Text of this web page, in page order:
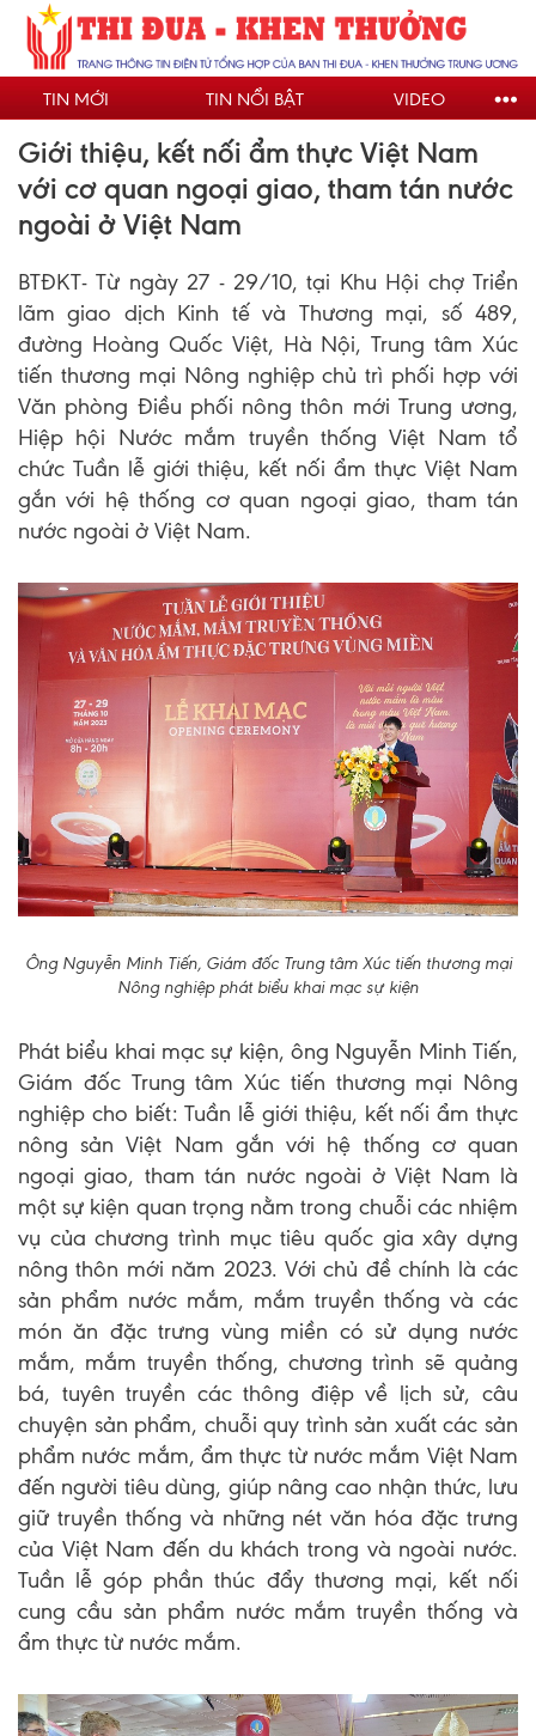
Nhảy
đến
nội
dungTIN MỚI TIN NỔI BẬT VIDEO
Giới thiệu, kết nối ẩm thực Việt Nam
với cơ quan ngoại giao, tham tán nước
ngoài ở Việt Nam
BTĐKT- Từ ngày 27 - 29/10, tại Khu Hội chợ Triển
lãm giao dịch Kinh tế và Thương mại, số 489,
đường Hoàng Quốc Việt, Hà Nội, Trung tâm Xúc
tiến thương mại Nông nghiệp chủ trì phối hợp với
Văn phòng Điều phối nông thôn mới Trung ương,
Hiệp hội Nước mắm truyền thống Việt Nam tổ
chức Tuần lễ giới thiệu, kết nối ẩm thực Việt Nam
gắn với hệ thống cơ quan ngoại giao, tham tán
nước ngoài ở Việt Nam.
Ông Nguyễn Minh Tiến, Giám đốc Trung tâm Xúc tiến thương mại
Nông nghiệp phát biểu khai mạc sự kiện
Phát biểu khai mạc sự kiện, ông Nguyễn Minh Tiến,
Giám đốc Trung tâm Xúc tiến thương mại Nông
nghiệp cho biết: Tuần lễ giới thiệu, kết nối ẩm thực
nông sản Việt Nam gắn với hệ thống cơ quan
ngoại giao, tham tán nước ngoài ở Việt Nam là
một sự kiện quan trọng nằm trong chuỗi các nhiệm
vụ của chương trình mục tiêu quốc gia xây dựng
nông thôn mới năm 2023. Với chủ đề chính là các
sản phẩm nước mắm, mắm truyền thống và các
món ăn đặc trưng vùng miền có sử dụng nước
mắm, mắm truyền thống, chương trình sẽ quảng
bá, tuyên truyền các thông điệp về lịch sử, câu
chuyện sản phẩm, chuỗi quy trình sản xuất các sản
phẩm nước mắm, ẩm thực từ nước mắm Việt Nam
đến người tiêu dùng, giúp nâng cao nhận thức, lưu
giữ truyền thống và những nét văn hóa đặc trưng
của Việt Nam đến du khách trong và ngoài nước.
Tuần lễ góp phần thúc đẩy thương mại, kết nối
cung cầu sản phẩm nước mắm truyền thống và
ẩm thực từ nước mắm.